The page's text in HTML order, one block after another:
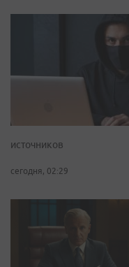
источников
сегодня, 02:29